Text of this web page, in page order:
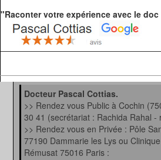
"Raconter votre expérience avec le
Docteur Pascal Cottias.
>> Rendez vous Public à Cochin
30 41 (secrétariat : Rachida Rahal -
>> Rendez vous en Privée : Pôle
77190 Dammarie les Lys ou
Rémusat 75016 Paris :